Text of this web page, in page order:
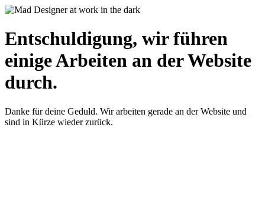
Entschuldigung, wir führen
einige Arbeiten an der Website
durch.
Danke für deine Geduld. Wir arbeiten gerade an der Website und
sind in Kürze wieder zurück.